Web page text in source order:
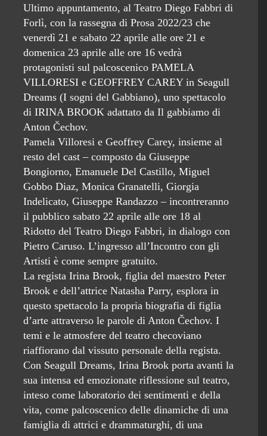
Ultimo appuntamento, al Teatro Diego Fabbri di
Forlì, con la rassegna di Prosa 2022/23 che
venerdì 21 e sabato 22 aprile alle ore 21 e
domenica 23 aprile alle ore 16 vedrà
protagonisti sul palcoscenico PAMELA
VILLORESI e GEOFFREY CAREY in Seagull
Dreams (I sogni del Gabbiano), uno spettacolo
di IRINA BROOK adattato da Il gabbiamo di
Anton Čechov.
Pamela Villoresi e Geoffrey Carey, insieme al
resto del cast – composto da Giuseppe
Bongiorno, Emanuele Del Castillo, Miguel
Gobbo Diaz, Monica Granatelli, Giorgia
Indelicato, Giuseppe Randazzo – incontreranno
il pubblico sabato 22 aprile alle ore 18 al
Ridotto del Teatro Diego Fabbri, in dialogo con
Pietro Caruso. L’ingresso all’Incontro con gli
Artisti è come sempre gratuito.
La regista Irina Brook, figlia del maestro Peter
Brook e dell’attrice Natasha Parry, esplora in
questo spettacolo la propria biografia di figlia
d’arte attraverso le parole di Anton Čechov. I
temi e le atmosfere del teatro checoviano
riaffiorano dal vissuto personale della regista.
Con Seagull Dreams, Irina Brook porta avanti la
sua intensa ed emozionate riflessione sul teatro,
inteso come laboratorio dei sentimenti e della
vita, come palcoscenico delle dinamiche di una
famiglia di attrici e drammaturghi, di una